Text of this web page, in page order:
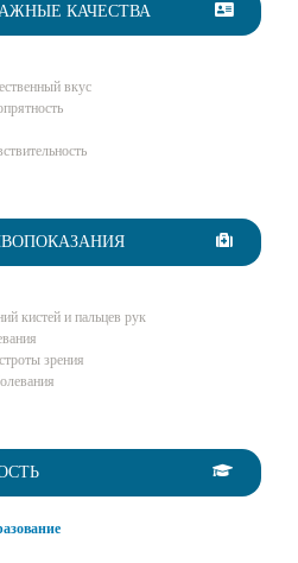
КАЧЕСТВА
вкус
кистей и пальцев рук
зрения